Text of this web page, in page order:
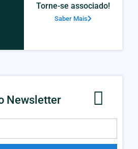
Torne-se associado!
Saber Mais
Newsletter